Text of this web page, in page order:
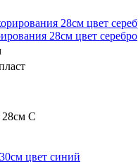
28см цвет серебро
28см С